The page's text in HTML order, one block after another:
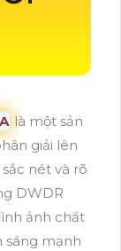
là một sản
giải lên
nét và rõ
DWDR
ảnh chất
sáng mạnh